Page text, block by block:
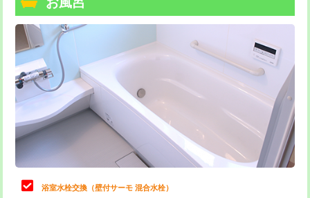
トーラー機使用/3mまで
追加トーラー機使用/3m超え
カメラ調査 33,000円
桝清掃 8,800円
止水・漏水調査・防水処理・清掃・修
理・調整・分解・加工など（軽作業）
止水・漏水調査・防水処理・清掃・修
理・調整・分解・加工など（中作業）
22,000円
浴室水栓交換（壁付サーモ 混合水栓）